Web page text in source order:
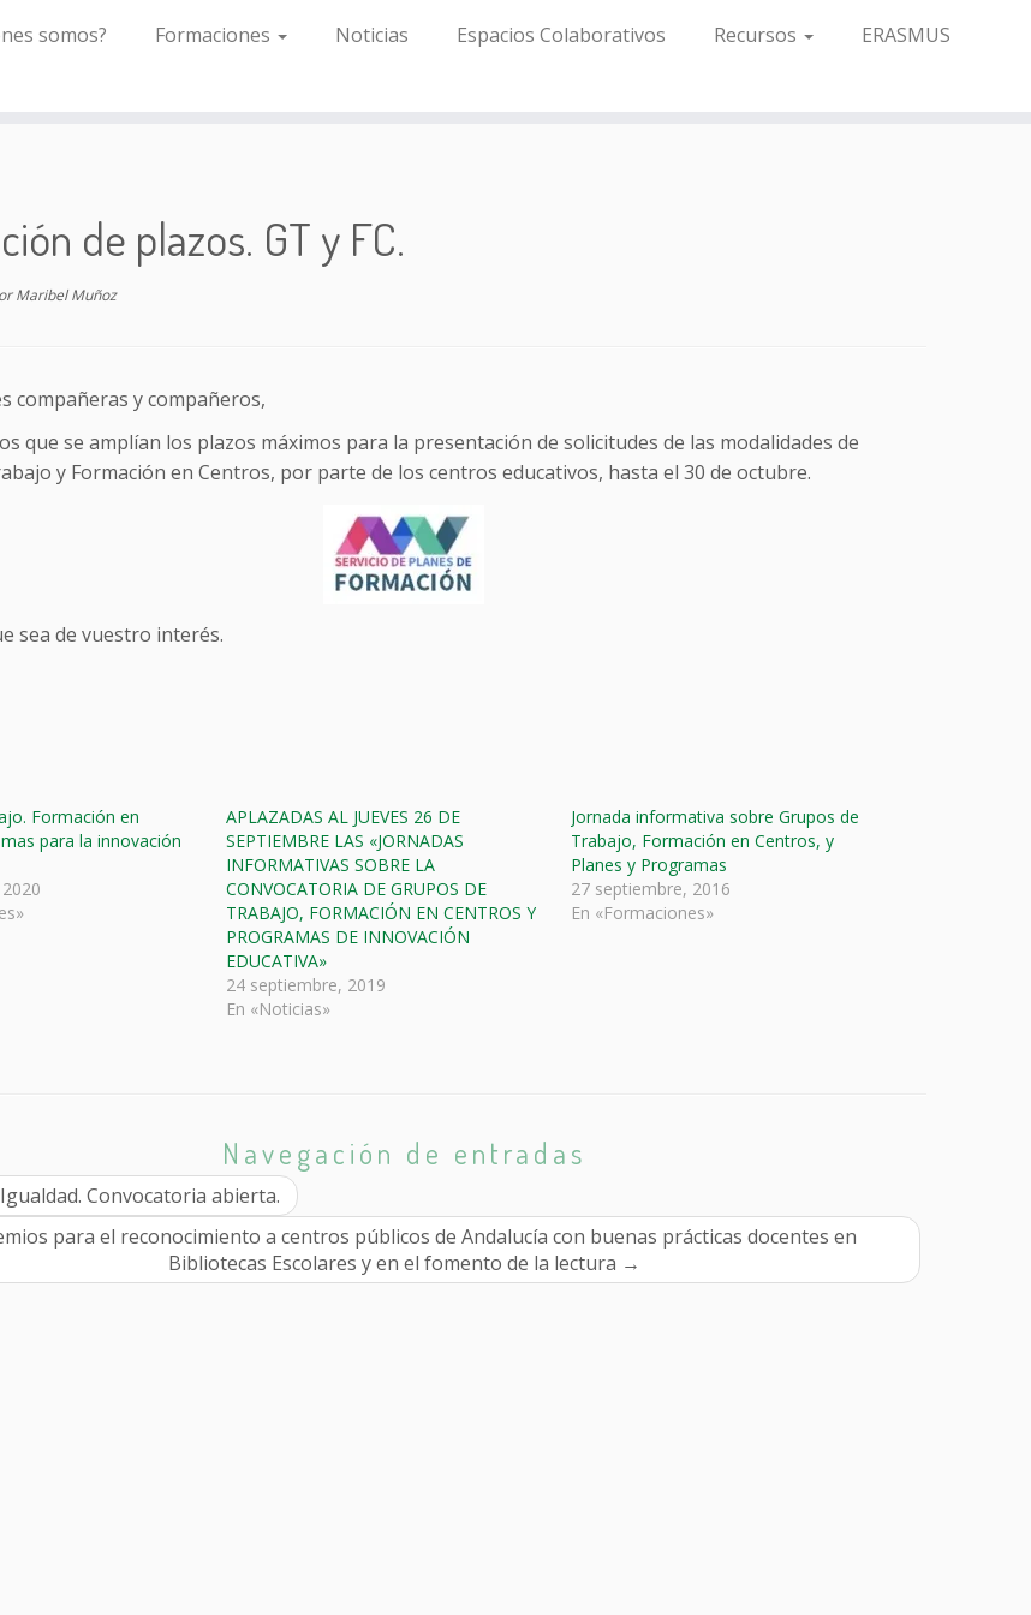
somos? Formaciones Noticias Espacios Colaborativos Recursos ERASMUS
de plazos. GT y FC.
Maribel Muñoz
compañeras y compañeros,
que se amplían los plazos máximos para la presentación de solicitudes de las modalidades de
y Formación en Centros, por parte de los centros educativos, hasta el 30 de octubre.
sea de vuestro interés.
Formación en
para la innovación
APLAZADAS AL JUEVES 26 DE
SEPTIEMBRE LAS «JORNADAS
INFORMATIVAS SOBRE LA
CONVOCATORIA DE GRUPOS DE
TRABAJO, FORMACIÓN EN CENTROS Y
PROGRAMAS DE INNOVACIÓN
EDUCATIVA»
24 septiembre, 2019
En «Noticias»
Jornada informativa sobre Grupos de
Trabajo, Formación en Centros, y
Planes y Programas
27 septiembre, 2016
En «Formaciones»
Navegación de entradas
Convocatoria abierta.
para el reconocimiento a centros públicos de Andalucía con buenas prácticas docentes en
Bibliotecas Escolares y en el fomento de la lectura →